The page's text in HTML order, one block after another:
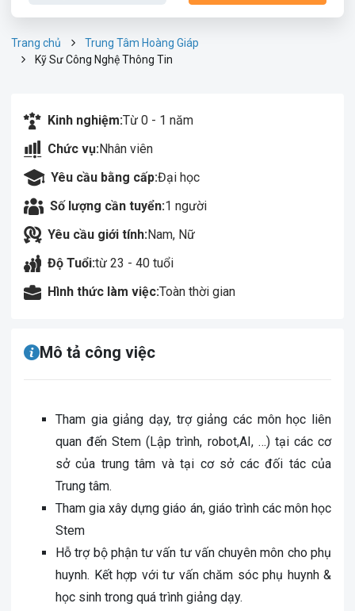
Trang chủ
Trung Tâm Hoàng Giáp
Kỹ Sư Công Nghệ Thông Tin
Kinh nghiệm:Từ 0 - 1 năm
Chức vụ:Nhân viên
Yêu cầu bằng cấp:Đại học
Số lượng cần tuyển:1 người
Yêu cầu giới tính:Nam, Nữ
Độ Tuổi:từ 23 - 40 tuổi
Hình thức làm việc:Toàn thời gian
Mô tả công việc
Tham gia giảng dạy, trợ giảng các môn học liên
quan đến Stem (Lập trình, robot,AI, …) tại các cơ
sở của trung tâm và tại cơ sở các đối tác của
Trung tâm.
Tham gia xây dựng giáo án, giáo trình các môn học
Stem
Hỗ trợ bộ phận tư vấn tư vấn chuyên môn cho phụ
huynh. Kết hợp với tư vấn chăm sóc phụ huynh &
học sinh trong quá trình giảng dạy.